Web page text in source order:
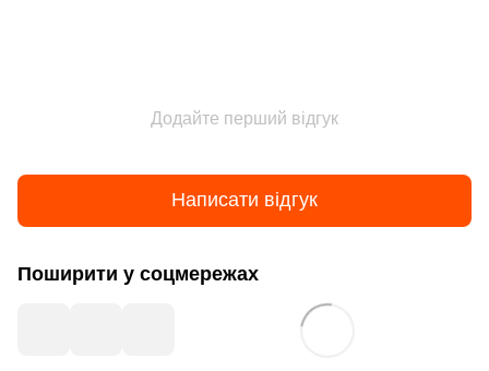
Додайте перший відгук
Написати відгук
Поширити у соцмережах